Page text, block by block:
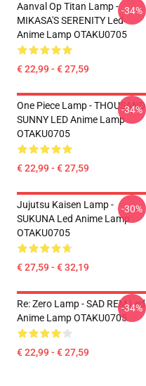
Aanval Op Titan Lamp -
MIKASA'S SERENITY Led
Anime Lamp OTAKU0705
€ 22,99 - € 27,59
-34%
One Piece Lamp - THOUSAND
SUNNY LED Anime Lamp
OTAKU0705
€ 22,99 - € 27,59
-34%
Jujutsu Kaisen Lamp -
SUKUNA Led Anime Lamp
OTAKU0705
€ 27,59 - € 32,19
-30%
Re: Zero Lamp - SAD REM Led
Anime Lamp OTAKU0705
€ 22,99 - € 27,59
-34%